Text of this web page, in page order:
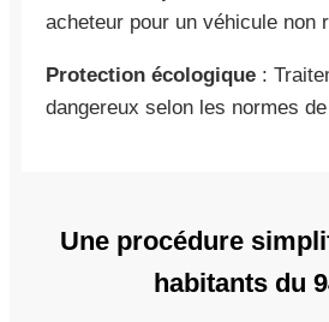
acheteur pour un véhicule non
Protection écologique :
dangereux selon les normes de
Une procédure
habitants du